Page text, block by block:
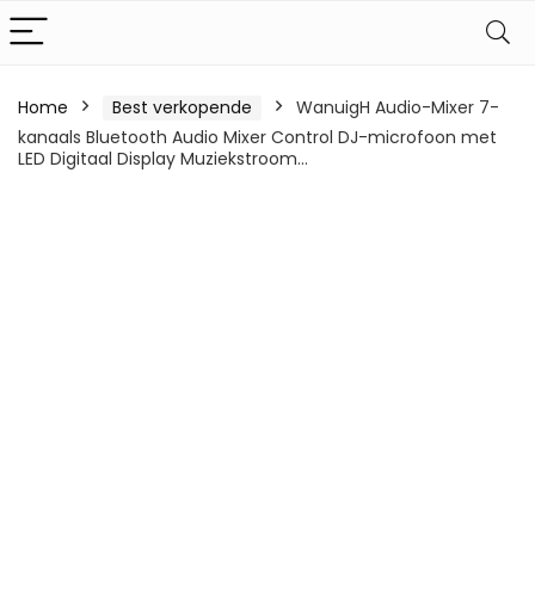
Home Best verkopende
WanuigH Audio-Mixer 7-
kanaals Bluetooth Audio Mixer Control DJ-microfoon met
LED Digitaal Display Muziekstroom…